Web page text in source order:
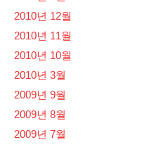
2010년 12월
2010년 11월
2010년 10월
2010년 3월
2009년 9월
2009년 8월
2009년 7월